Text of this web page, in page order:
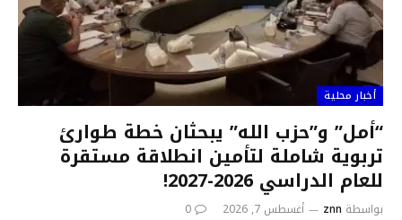
أخبار محلية
“أمل” و”حزب الله” يبحثان خطة طوارئ
تربوية شاملة لتأمين انطلاقة مستقرة
للعام الدراسي 2026-2027!
بواسطة znn أغسطس 7, 2026 0